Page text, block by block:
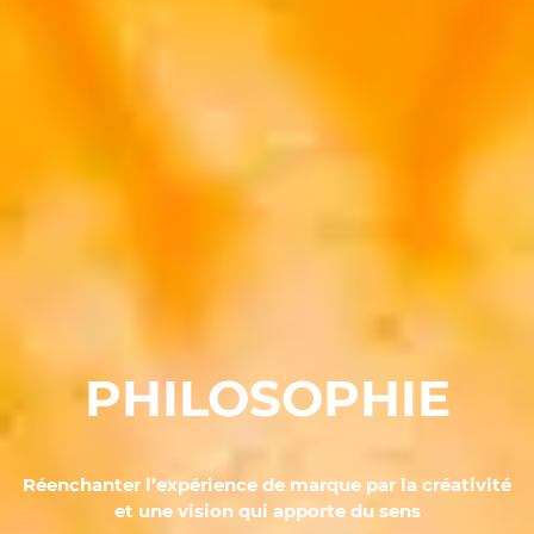
PHILOSOPHIE
Réenchanter l’expérience de marque par la créativité
et une vision qui apporte du sens